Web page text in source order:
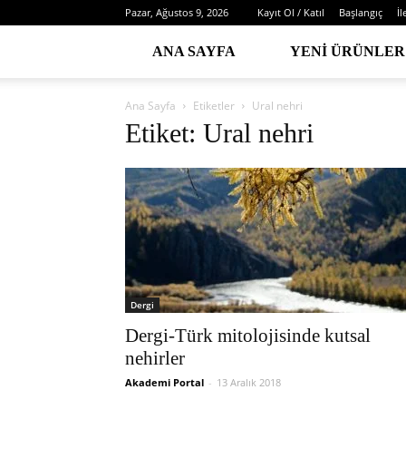
Pazar, Ağustos 9, 2026 Kayıt Ol / Katıl Başlangıç
ANA SAYFA YENI ÜRÜNLER
Ana Sayfa Etiketler Ural nehri
Etiket: Ural nehri
Dergi
Dergi-Türk mitolojisinde kutsal
nehirler
Akademi Portal - 13 Aralık 2018